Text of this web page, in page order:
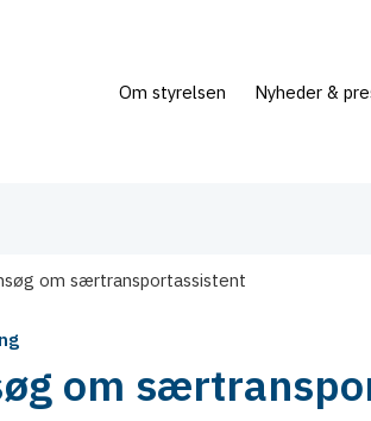
Om styrelsen Nyheder &
om særtransportassistent
om